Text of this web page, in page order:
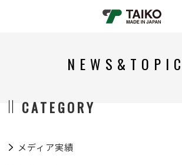
CATEGORY
メディア実績